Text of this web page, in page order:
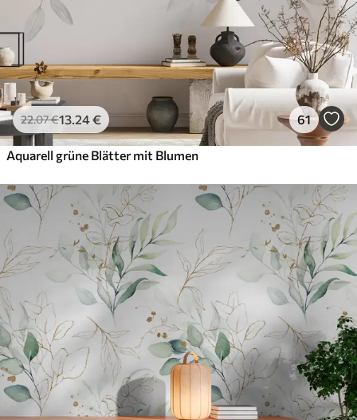
22.07€13 .24€ 61
Aquarell grüne Blätter mit Blumen